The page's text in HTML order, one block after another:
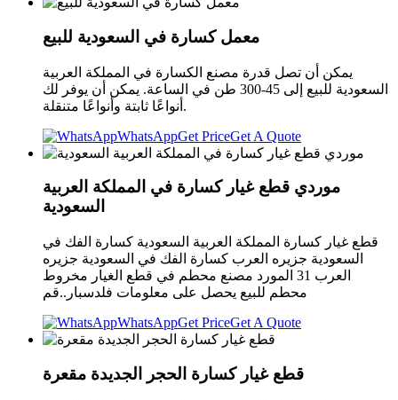
معمل كسارة في السعودية للبيع
يمكن أن تصل قدرة مصنع الكسارة في المملكة العربية
السعودية للبيع إلى 45-300 طن في الساعة. يمكن أن يوفر لك
أنواعًا ثابتة وأنواعًا متنقلة.
WhatsAppGet PriceGet A Quote
موردي قطع غيار كسارة في المملكة العربية
السعودية
قطع غيار كسارة المملكة العربية السعودية كسارة الفك في
السعودية جزيره العرب كسارة الفك في السعودية جزيره
العرب 31 المورد مصنع محطم في قطع الغيار مخروط
محطم للبيع يحصل على معلومات فلدسبار..قم
WhatsAppGet PriceGet A Quote
قطع غيار كسارة الحجر الجديدة مقعرة